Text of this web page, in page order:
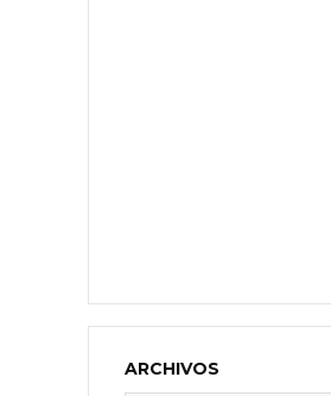
ARCHIVOS